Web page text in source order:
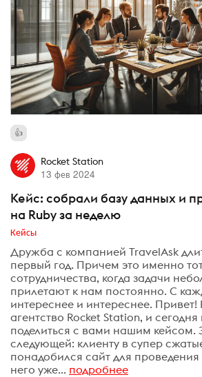
Rocket Station
13 фев 2024
Кейс: собрали базу данных и
на Ruby за неделю
Кейсы
Дружба с компанией TravelAsk
первый год. Причем это именно
сотрудничества, когда задачи
прилетают к нам постоянно. С
интереснее и интереснее. Привет!
агентство Rocket Station, и
поделиться с вами нашим кейсом.
следующей: клиенту в супер
понадобился сайт для
него уже... подробнее